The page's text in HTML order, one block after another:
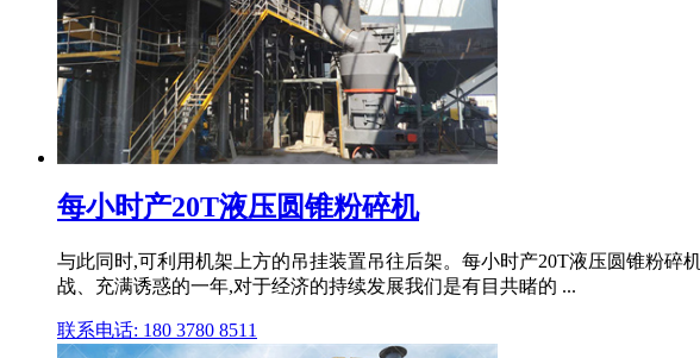
每小时产20T液压圆锥粉碎机
与此同时,可利用机架上方的吊挂装置吊往后架。每小时产20T液压圆锥粉
战、充满诱惑的一年,对于经济的持续发展我们是有目共睹的 ...
联系电话: 180 3780 8511